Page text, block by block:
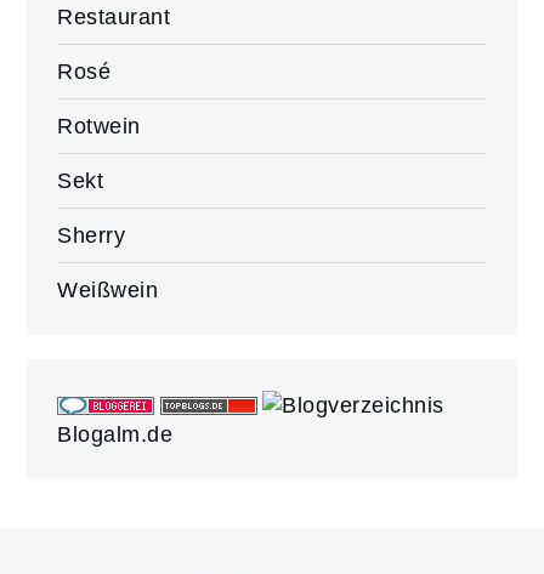
Restaurant
Rosé
Rotwein
Sekt
Sherry
Weißwein
Blogalm.de